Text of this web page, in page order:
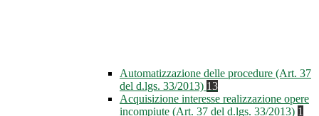
Automatizzazione delle procedure (Art. 37
del d.lgs. 33/2013) 13
Acquisizione interesse realizzazione opere
incompiute (Art. 37 del d.lgs. 33/2013) 1